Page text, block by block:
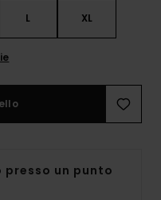
L XL
presso un punto